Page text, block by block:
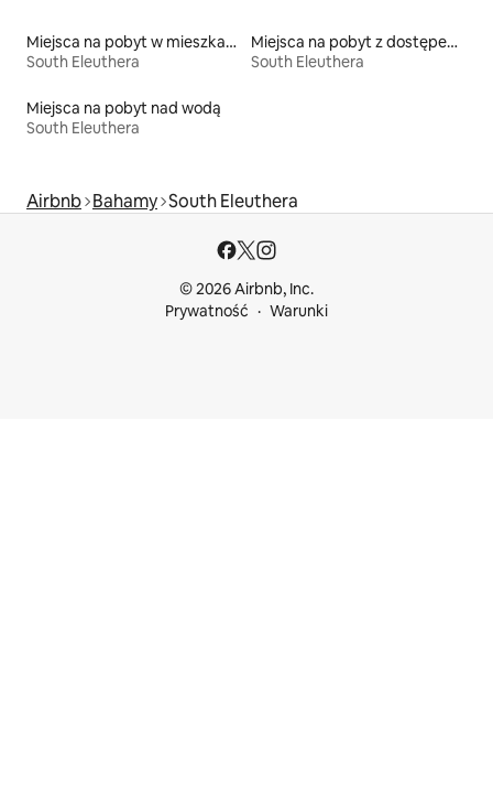
Miejsca na pobyt w mieszkaniach
South Eleuthera
Miejsca na pobyt z dostępem do plaży
South Eleuthera
Miejsca na pobyt nad wodą
South Eleuthera
Airbnb Bahamy South Eleuthera
© 2026 Airbnb, Inc.
Prywatność
Warunki